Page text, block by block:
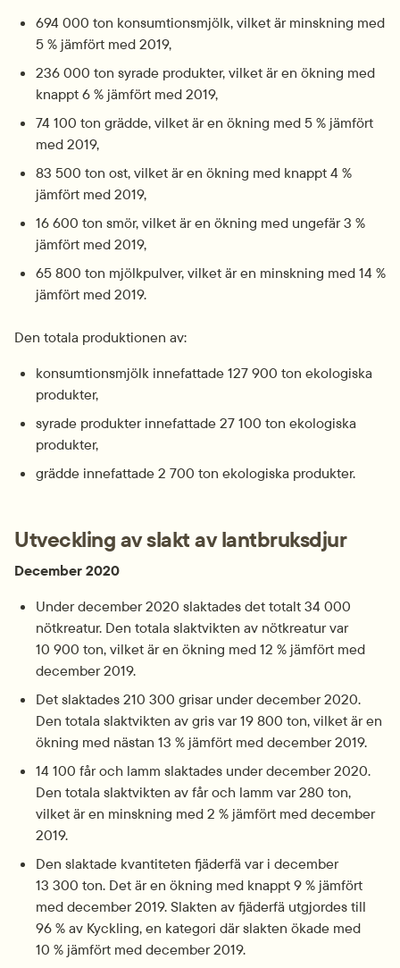
694 000 ton konsumtionsmjölk, vilket är minskning med
5 % jämfört med 2019,
236 000 ton syrade produkter, vilket är en ökning med
knappt 6 % jämfört med 2019,
74 100 ton grädde, vilket är en ökning med 5 % jämfört
med 2019,
83 500 ton ost, vilket är en ökning med knappt 4 %
jämfört med 2019,
16 600 ton smör, vilket är en ökning med ungefär 3 %
jämfört med 2019,
65 800 ton mjölkpulver, vilket är en minskning med 14 %
jämfört med 2019.
Den totala produktionen av:
konsumtionsmjölk innefattade 127 900 ton ekologiska
produkter,
syrade produkter innefattade 27 100 ton ekologiska
produkter,
grädde innefattade 2 700 ton ekologiska produkter.
Utveckling av slakt av lantbruksdjur
December 2020
Under december 2020 slaktades det totalt 34 000
nötkreatur. Den totala slaktvikten av nötkreatur var
10 900 ton, vilket är en ökning med 12 % jämfört med
december 2019.
Det slaktades 210 300 grisar under december 2020.
Den totala slaktvikten av gris var 19 800 ton, vilket är en
ökning med nästan 13 % jämfört med december 2019.
14 100 får och lamm slaktades under december 2020.
Den totala slaktvikten av får och lamm var 280 ton,
vilket är en minskning med 2 % jämfört med december
2019.
Den slaktade kvantiteten fjäderfä var i december
13 300 ton. Det är en ökning med knappt 9 % jämfört
med december 2019. Slakten av fjäderfä utgjordes till
96 % av Kyckling, en kategori där slakten ökade med
10 % jämfört med december 2019.